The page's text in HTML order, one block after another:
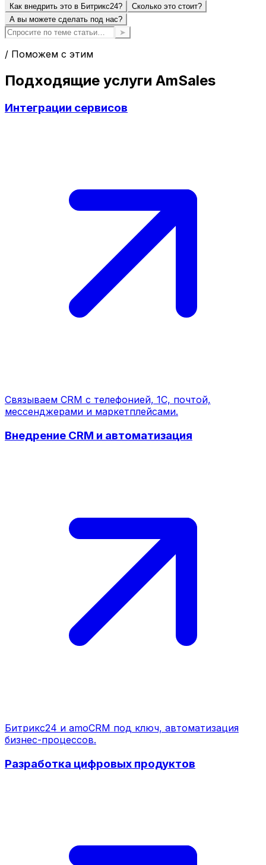
Как внедрить это в Битрикс24?
Сколько это стоит?
А вы можете сделать под нас?
➤
/ Поможем с этим
Подходящие услуги AmSales
Интеграции сервисов
Связываем CRM с телефонией, 1С, почтой,
мессенджерами и маркетплейсами.
Внедрение CRM и автоматизация
Битрикс24 и amoCRM под ключ, автоматизация
бизнес-процессов.
Разработка цифровых продуктов